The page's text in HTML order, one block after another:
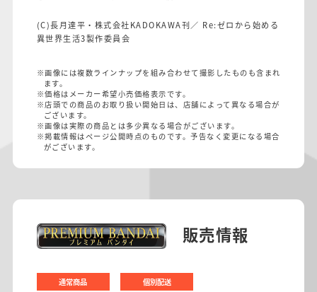
(C)長月達平・株式会社KADOKAWA刊／ Re:ゼロから始める
異世界生活3製作委員会
※画像には複数ラインナップを組み合わせて撮影したものも含まれ
ます。
※価格はメーカー希望小売価格表示です。
※店頭での商品のお取り扱い開始日は、店舗によって異なる場合が
ございます。
※画像は実際の商品とは多少異なる場合がございます。
※掲載情報はページ公開時点のものです。予告なく変更になる場合
がございます。
販売情報
通常商品 個別配送